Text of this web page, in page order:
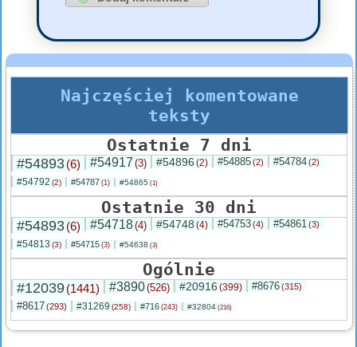
Najczęściej komentowane
teksty
Ostatnie 7 dni
#54893(6) #54917 (3) #54896 (2) #54885(2) #54784(2)
#54792 (2) #54787 (1) #54865 (1)
Ostatnie 30 dni
#54893(6) #54718(4) #54748 (4) #54753(4) #54861(3)
#54813 (3) #54715 (3) #54638 (3)
Ogólnie
#12039(1441) #3890(526) #20916 (399) #8676(315)
#8617(293) #31269 (258) #716 (243) #32804 (216)